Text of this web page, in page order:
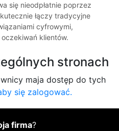
się nieodpłatnie poprzez
łączy tradycyjne
cyfrowymi,
klientów.
stronach
maja dostęp do tych
się zalogować.
firma?